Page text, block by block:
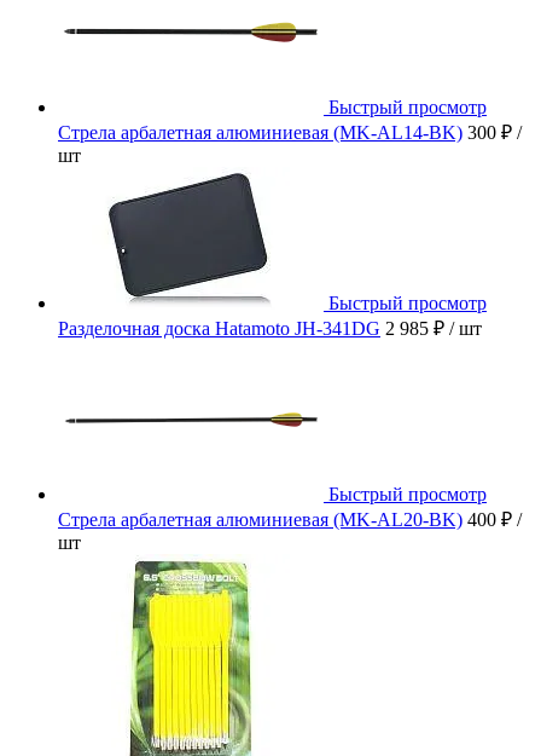
Быстрый просмотр
Стрела арбалетная алюминиевая (MK-AL14-BK) 300 ₽ /
шт
Быстрый просмотр
Разделочная доска Hatamoto JH-341DG 2 985 ₽ / шт
Быстрый просмотр
Стрела арбалетная алюминиевая (MK-AL20-BK) 400 ₽ /
шт